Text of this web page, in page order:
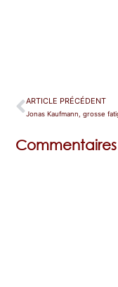
ARTICLE PRÉCÉDENT
Jonas Kaufmann, grosse
Commentaires